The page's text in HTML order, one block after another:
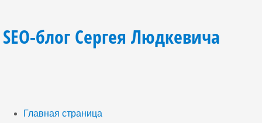
SEO-блог Сергея Людкевича
Главная страница